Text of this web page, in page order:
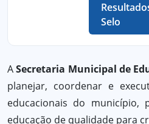
Selo
ASecretaria Municipal de
planejar, coordenar e
educacionais do município,
educação de qualidade para